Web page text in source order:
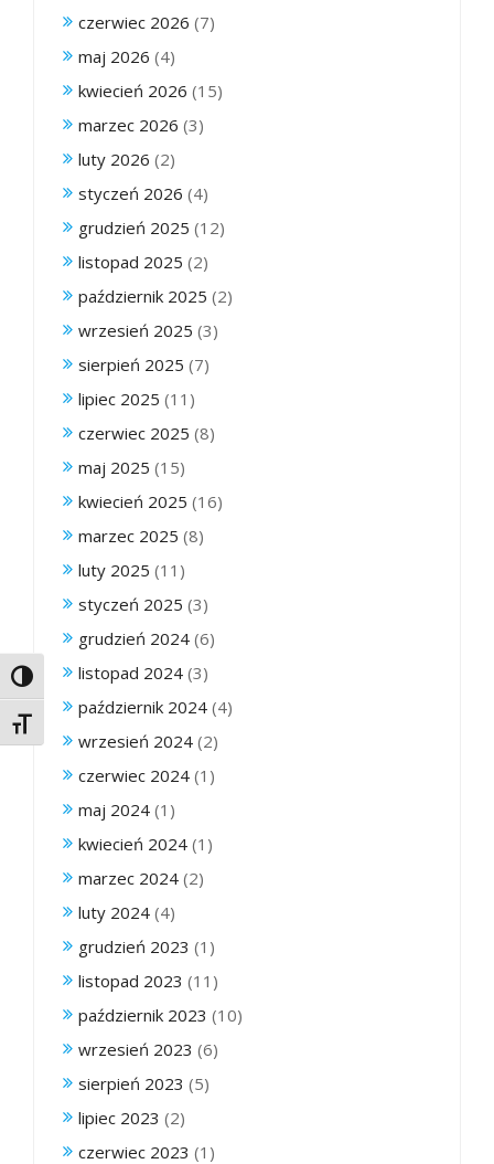
Toggle High Contrast
Toggle Font size
czerwiec 2026 (7)
maj 2026 (4)
kwiecień 2026 (15)
marzec 2026 (3)
luty 2026 (2)
styczeń 2026 (4)
grudzień 2025 (12)
listopad 2025 (2)
październik 2025 (2)
wrzesień 2025 (3)
sierpień 2025 (7)
lipiec 2025 (11)
czerwiec 2025 (8)
maj 2025 (15)
kwiecień 2025 (16)
marzec 2025 (8)
luty 2025 (11)
styczeń 2025 (3)
grudzień 2024 (6)
listopad 2024 (3)
październik 2024 (4)
wrzesień 2024 (2)
czerwiec 2024 (1)
maj 2024 (1)
kwiecień 2024 (1)
marzec 2024 (2)
luty 2024 (4)
grudzień 2023 (1)
listopad 2023 (11)
październik 2023 (10)
wrzesień 2023 (6)
sierpień 2023 (5)
lipiec 2023 (2)
czerwiec 2023 (1)